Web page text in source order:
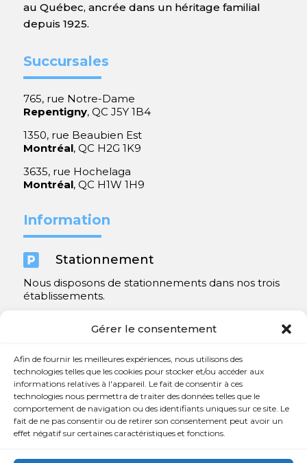
Gérer le consentement
Afin de fournir les meilleures expériences, nous utilisons des
technologies telles que les cookies pour stocker et/ou accéder aux
informations relatives à l'appareil. Le fait de consentir à ces
technologies nous permettra de traiter des données telles que le
comportement de navigation ou des identifiants uniques sur ce site. Le
fait de ne pas consentir ou de retirer son consentement peut avoir un
effet négatif sur certaines caractéristiques et fonctions.
au Québec, ancrée dans un héritage familial
depuis 1925.
Succursales
765, rue Notre-Dame
Repentigny, QC J5Y 1B4
1350, rue Beaubien Est
Montréal, QC H2G 1K9
3635, rue Hochelaga
Montréal, QC H1W 1H9
Information
 Stationnement
Nous disposons de stationnements dans nos trois
établissements.
Contact
 450 654-3342
 info@charlesrajotte.com